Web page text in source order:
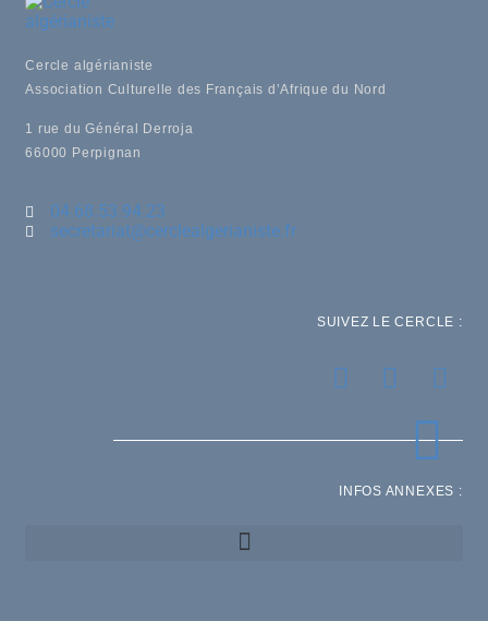
Cercle algérianiste
Association Culturelle des Français d’Afrique du Nord
1 rue du Général Derroja
66000 Perpignan
04.68.53.94.23
secretariat@cerclealgerianiste.fr
SUIVEZ LE CERCLE :
INFOS ANNEXES :